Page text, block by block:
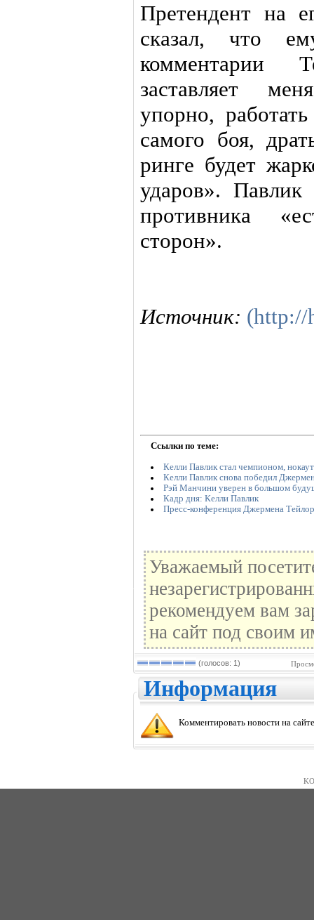
Претендент на
сказал, что
комментарии
заставляет
упорно,
самого боя,
ринге будет
ударов».
противника
сторон».
Источник: (http://
Ссылки по теме:
Келли Павлик стал чемпионом,
Келли Павлик снова победил
Рэй Манчини уверен в большом
Кадр дня: Келли Павлик
Пресс-конференция Джермена
Уважаемый
рекомендуем вам
на сайт под своим
(голосов: 1)
Информация
Комментировать новости на